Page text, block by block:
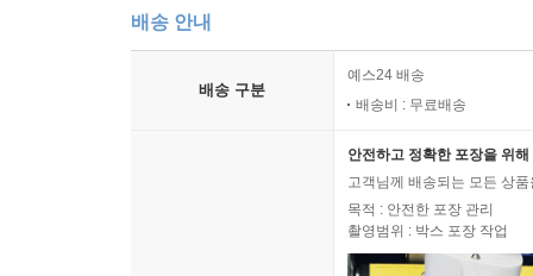
배송 안내
배송 구분
예스24 배송
배송비 : 무료배송
안전하고 정확한 포장을 위
고객님께 배송되는 모든 상
목적 : 안전한 포장 관리
촬영범위 : 박스 포장 작업